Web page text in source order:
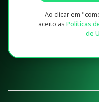
Ao clicar em
aceito as Políticas
de